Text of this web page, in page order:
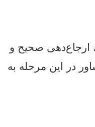
ارجاع‌دهی صحیح و
در این مرحله به